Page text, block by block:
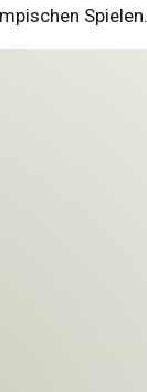
Spielen.